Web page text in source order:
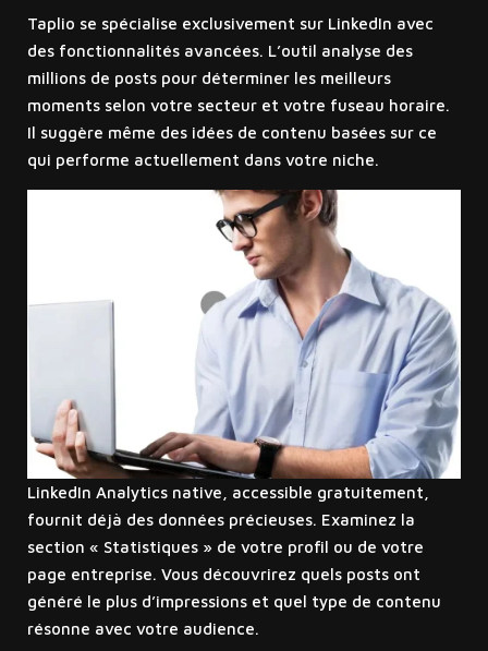
Taplio se spécialise exclusivement sur LinkedIn avec
des fonctionnalités avancées. L’outil analyse des
millions de posts pour déterminer les meilleurs
moments selon votre secteur et votre fuseau horaire.
Il suggère même des idées de contenu basées sur ce
qui performe actuellement dans votre niche.
LinkedIn Analytics native, accessible gratuitement,
fournit déjà des données précieuses. Examinez la
section « Statistiques » de votre profil ou de votre
page entreprise. Vous découvrirez quels posts ont
généré le plus d’impressions et quel type de contenu
résonne avec votre audience.